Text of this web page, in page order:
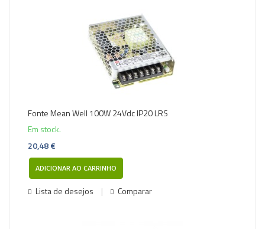
Fonte Mean Well 100W 24Vdc IP20 LRS
Em stock.
20,48 €
ADICIONAR AO CARRINHO
Lista de desejos Comparar